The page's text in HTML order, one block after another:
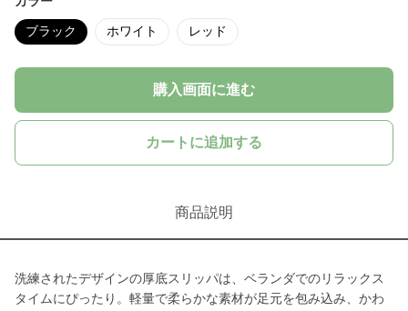
ブラック ホワイト レッド
購入画面に進む
カートに追加する
商品説明
洗練されたデザインの厚底スリッパは、ベランダでのリラックス
タイムにぴったり。軽量で柔らかな素材が足元を包み込み、かわ